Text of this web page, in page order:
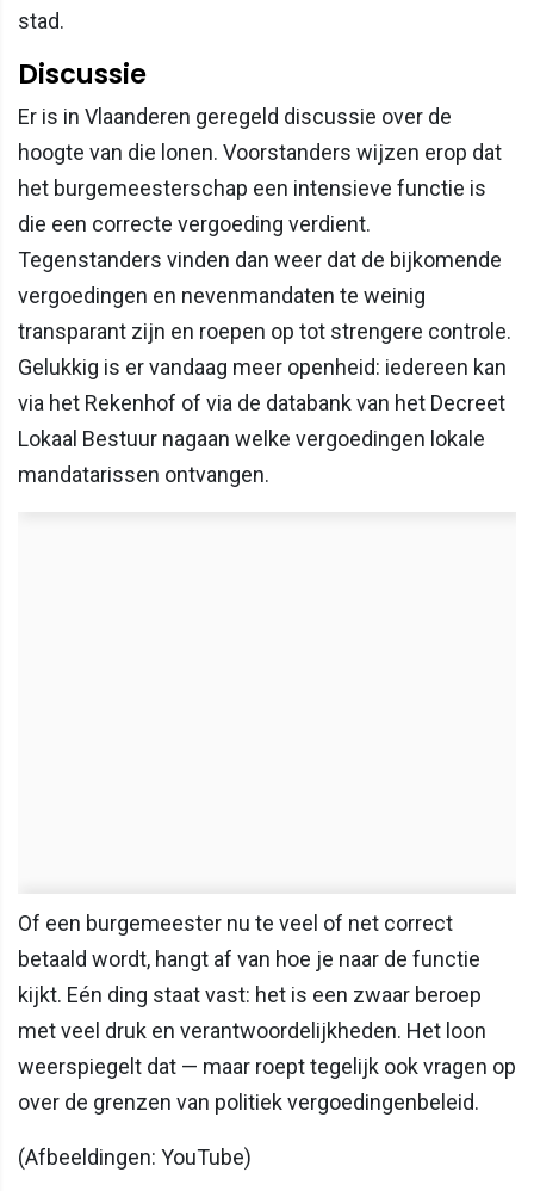
stad.
Discussie
Er is in Vlaanderen geregeld discussie over de
hoogte van die lonen. Voorstanders wijzen erop dat
het burgemeesterschap een intensieve functie is
die een correcte vergoeding verdient.
Tegenstanders vinden dan weer dat de bijkomende
vergoedingen en nevenmandaten te weinig
transparant zijn en roepen op tot strengere controle.
Gelukkig is er vandaag meer openheid: iedereen kan
via het Rekenhof of via de databank van het Decreet
Lokaal Bestuur nagaan welke vergoedingen lokale
mandatarissen ontvangen.
Of een burgemeester nu te veel of net correct
betaald wordt, hangt af van hoe je naar de functie
kijkt. Eén ding staat vast: het is een zwaar beroep
met veel druk en verantwoordelijkheden. Het loon
weerspiegelt dat — maar roept tegelijk ook vragen op
over de grenzen van politiek vergoedingenbeleid.
(Afbeeldingen: YouTube)